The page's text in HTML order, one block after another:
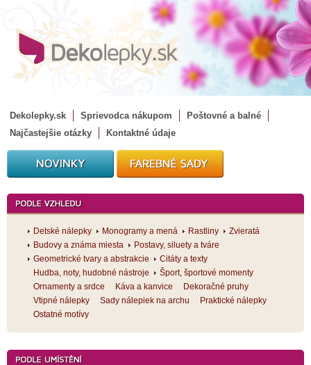
Dekolepky.sk Sprievodca nákupom
Poštovné a balné
Najčastejšie otázky
Kontaktné údaje
Detské nálepky Monogramy a mená Rastliny
Zvieratá
Budovy a známa miesta
Postavy, siluety a tváre
Geometrické tvary a abstrakcie
Citáty a texty
Hudba, noty, hudobné nástroje
Šport, športové momenty
Ornamenty a srdce
Káva a kanvice
Dekoračné pruhy
Vtipné nálepky
Sady nálepiek na archu
Praktické nálepky
Ostatné motívy